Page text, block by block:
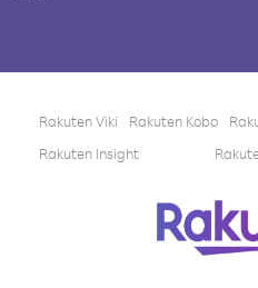
Rakuten Viki Rakuten Kobo
Rakuten Insight